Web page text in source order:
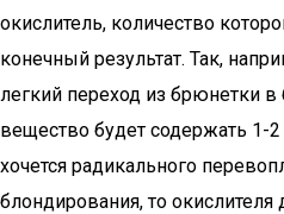
окислитель, количество
конечный результат. Так,
легкий переход из брюнетки
вещество будет содержать 1-2
хочется радикального
блондирования, то